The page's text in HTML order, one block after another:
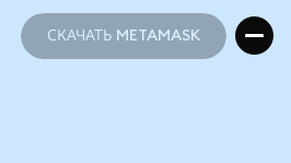
СКАЧАТЬ METAMASK